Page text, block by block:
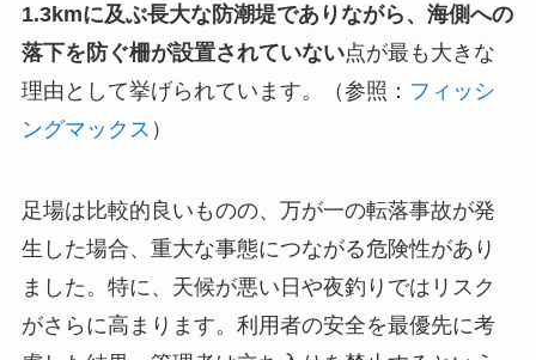
1.3kmに及ぶ長大な防潮堤でありながら、海側への
落下を防ぐ柵が設置されていない点が最も大きな
理由として挙げられています。（参照： フィッシ
ングマックス ）
足場は比較的良いものの、万が一の転落事故が発
生した場合、重大な事態につながる危険性があり
ました。特に、天候が悪い日や夜釣りではリスク
がさらに高まります。利用者の安全を最優先に考